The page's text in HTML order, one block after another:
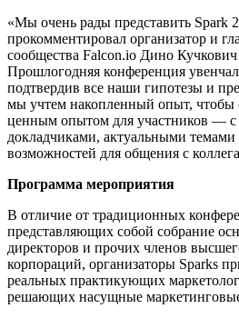
«Мы очень рады представить Spark
прокомментировал организатор и
сообщества Falcon.io Дино
Прошлогодняя конференция
подтвердив все наши гипотезы и
мы учтем накопленный опыт, чтобы
ценным опытом для участников — с
докладчиками, актуальными
возможностей для общения с
Программа мероприятия
В отличие от традиционных
представляющих собой собрание
директоров и прочих членов
корпораций, организаторы Sparks
реальных практикующих
решающих насущные